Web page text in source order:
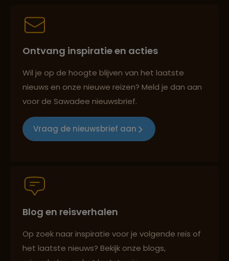
Persoonlijk en deskundig reisadvies
Reizen met oog voor mens, cultuur en milieu
Persoonlijk en deskundig reisadvies
Ontvang inspiratie en acties
Wil je op de hoogte blijven van het laatste
nieuws en onze nieuwe reizen? Meld je dan aan
voor de Sawadee nieuwsbrief.
Vraag de nieuwsbrief aan
Blog en reisverhalen
Op zoek naar inspiratie voor je volgende reis of
het laatste nieuws? Bekijk onze blogs,